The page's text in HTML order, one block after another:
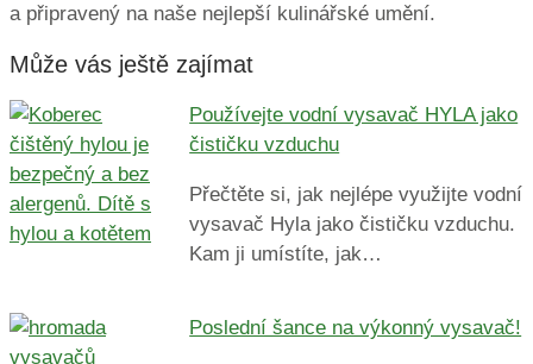
a připravený na naše nejlepší kulinářské umění.
Může vás ještě zajímat
Používejte vodní vysavač HYLA jako
čističku vzduchu
Přečtěte si, jak nejlépe využijte vodní
vysavač Hyla jako čističku vzduchu.
Kam ji umístíte, jak…
Poslední šance na výkonný vysavač!